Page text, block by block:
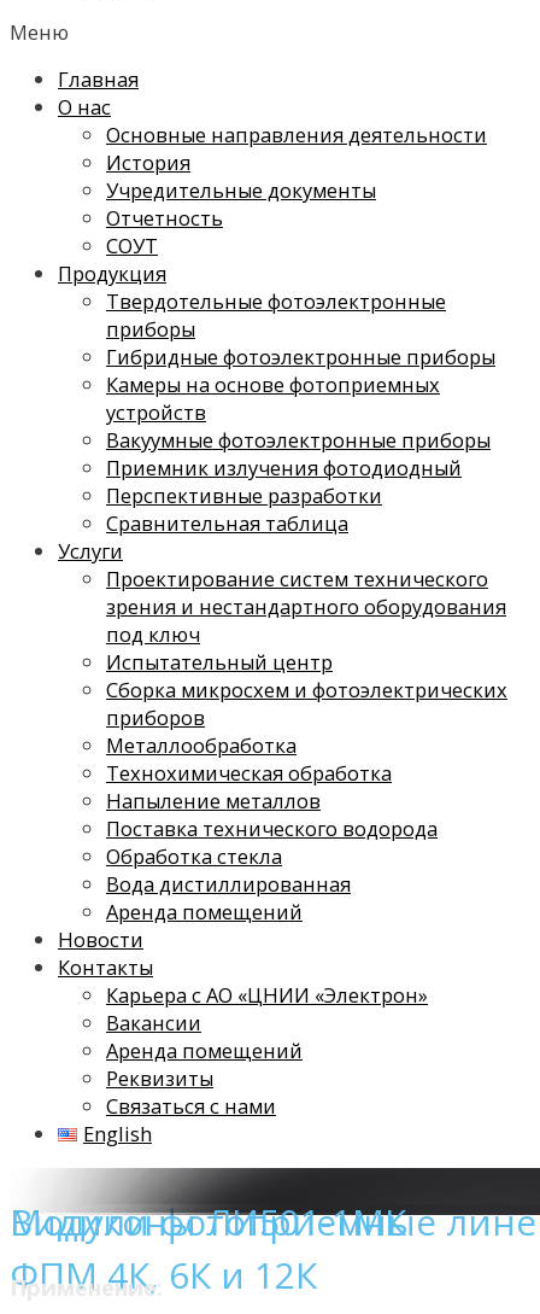
Меню
Главная
О нас
Основные направления деятельности
История
Учредительные документы
Отчетность
СОУТ
Продукция
Твердотельные фотоэлектронные
приборы
Гибридные фотоэлектронные приборы
Камеры на основе фотоприемных
устройств
Вакуумные фотоэлектронные приборы
Приемник излучения фотодиодный
Перспективные разработки
Сравнительная таблица
Услуги
Проектирование систем технического
зрения и нестандартного оборудования
под ключ
Испытательный центр
Сборка микросхем и фотоэлектрических
приборов
Металлообработка
Технохимическая обработка
Напыление металлов
Поставка технического водорода
Обработка стекла
Вода дистиллированная
Аренда помещений
Новости
Контакты
Карьера с АО «ЦНИИ «Электрон»
Вакансии
Аренда помещений
Реквизиты
Связаться с нами
English
Модули фотоприемные
ФПМ 4К, 6К и 12К
Видиконы ЛИ501-1МК
Применение: